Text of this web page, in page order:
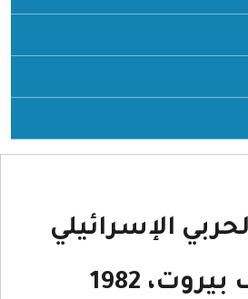
الإسرائيلي
1982